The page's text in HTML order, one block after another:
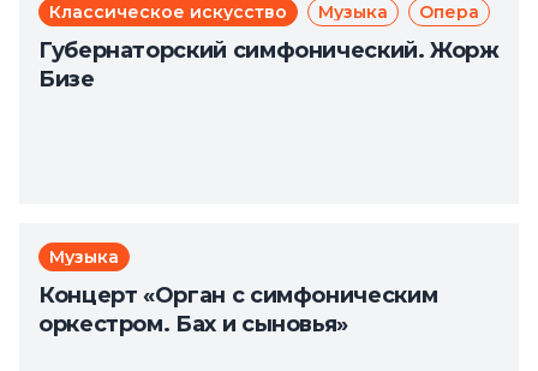
Классическое искусство Музыка Опера
Губернаторский симфонический. Жорж
Бизе
Музыка
Концерт «Орган с симфоническим
оркестром. Бах и сыновья»